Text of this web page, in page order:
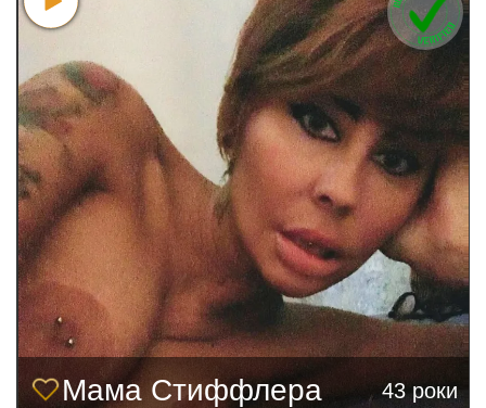
Мама Стиффлера 43 роки